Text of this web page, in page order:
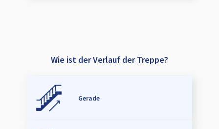
Wie ist der Verlauf der Treppe?
Gerade